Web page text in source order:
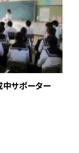
中サポーター